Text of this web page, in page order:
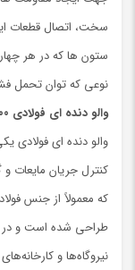
سخت، اتصال قطعات
ستون ها که در هر
نوعی که توان تحمل
والو دنده ای فولادی ۱۰۰۰- WOG 2000 وگ A105 A216 WCB
والو دنده ای فولادی
کنترل جریان مایعات
که معمولاً از جنس
طراحی شده است و در
نیروگاه‌ها و